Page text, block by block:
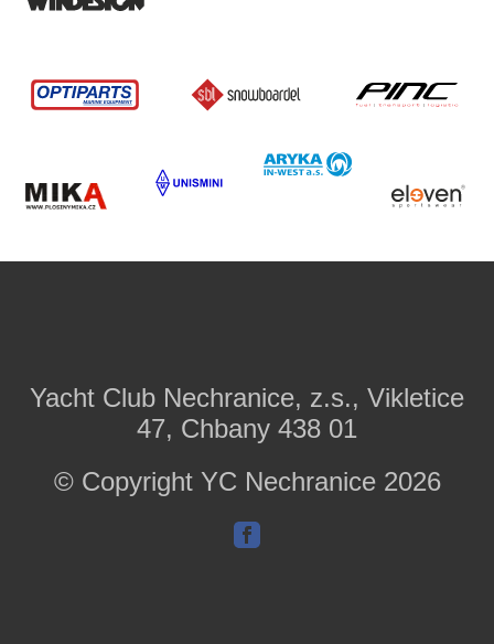
Yacht Club Nechranice, z.s., Vikletice
47, Chbany 438 01
© Copyright YC Nechranice 2026